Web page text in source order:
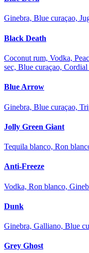
Ginebra, Blue curaçao,
Black Death
Coconut rum, Vodka,
sec, Blue curaçao,
Blue Arrow
Ginebra, Blue curaçao,
Jolly Green Giant
Tequila blanco, Ron
Anti-Freeze
Vodka, Ron blanco,
Dunk
Ginebra, Galliano, Blue
Grey Ghost